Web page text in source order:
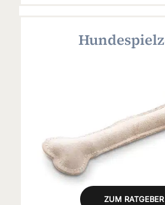
ZUM RATGEBER